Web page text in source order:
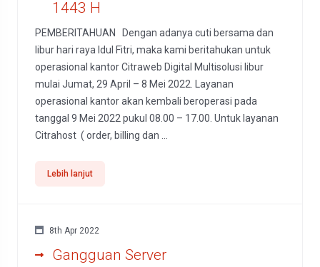
1443 H
PEMBERITAHUAN Dengan adanya cuti bersama dan
libur hari raya Idul Fitri, maka kami beritahukan untuk
operasional kantor Citraweb Digital Multisolusi libur
mulai Jumat, 29 April – 8 Mei 2022. Layanan
operasional kantor akan kembali beroperasi pada
tanggal 9 Mei 2022 pukul 08.00 – 17.00. Untuk layanan
Citrahost ( order, billing dan ...
Lebih lanjut
8th Apr 2022
Gangguan Server